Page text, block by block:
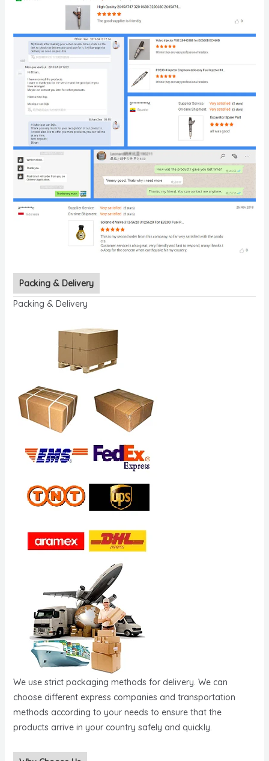
Packing & Delivery
Packing & Delivery
We use strict packaging methods for delivery. We can
choose different express companies and transportation
methods according to your needs to ensure that the
products arrive in your country safely and quickly.